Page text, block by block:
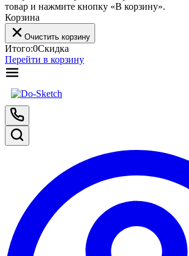
товар и нажмите кнопку «В корзину».
Корзина
Очистить корзину
Итого:0Скидка
Перейти в корзину